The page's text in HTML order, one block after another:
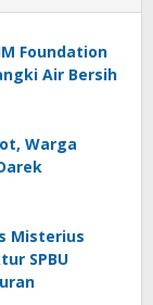
Foundation
Air Bersih
Warga
Misterius
SPBU